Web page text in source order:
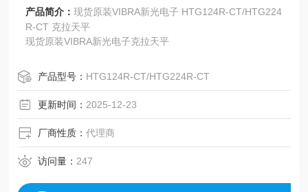
产品简介：现货原装VIBRA新光电子 HTG124R-CT/HTG224
R-CT 克拉天平
现货原装VIBRA新光电子克拉天平
产品型号： HTG124R-CT/HTG224R-CT
更新时间： 2025-12-23
厂商性质：代理商
访问量： 247